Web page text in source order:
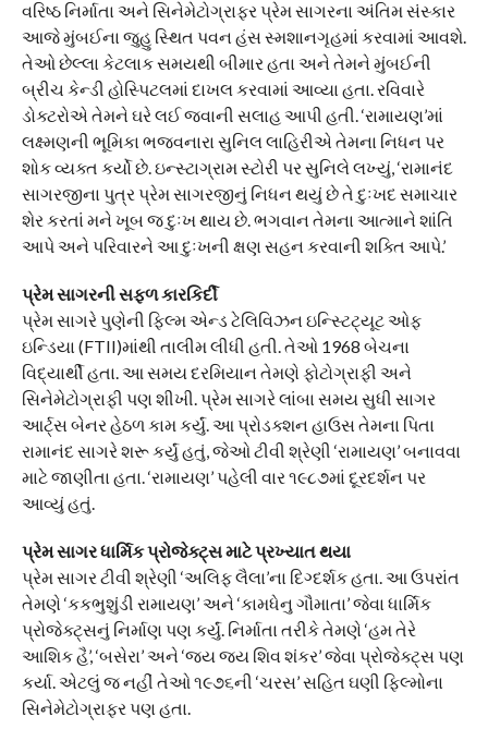
વરિષ્ઠ નિર્માતા અને સિનેમેટોગ્રાફર પ્રેમ સાગરના અંતિમ સંસ્કાર
આજે મુંબઈના જુહુ સ્થિત પવન હંસ સ્મશાનગૃહમાં કરવામાં આવશે.
તેઓ છેલ્લા કેટલાક સમયથી બીમાર હતા અને તેમને મુંબઈની
બ્રીચ કેન્ડી હોસ્પિટલમાં દાખલ કરવામાં આવ્યા હતા. રવિવારે
ડોક્ટરોએ તેમને ઘરે લઈ જવાની સલાહ આપી હતી. ‘રામાયણ’માં
લક્ષ્મણની ભૂમિકા ભજવનારા સુનિલ લાહિરીએ તેમના નિધન પર
શોક વ્યક્ત કર્યો છે. ઇન્સ્ટાગ્રામ સ્ટોરી પર સુનિલે લખ્યું, ‘રામાનંદ
સાગરજીના પુત્ર પ્રેમ સાગરજીનું નિધન થયું છે તે દુઃખદ સમાચાર
શેર કરતાં મને ખૂબ જ દુઃખ થાય છે. ભગવાન તેમના આત્માને શાંતિ
આપે અને પરિવારને આ દુઃખની ક્ષણ સહન કરવાની શક્તિ આપે.’
પ્રેમ સાગરની સફળ કારકિર્દી
પ્રેમ સાગરે પુણેની ફિલ્મ એન્ડ ટેલિવિઝન ઇન્સ્ટિટ્યૂટ ઓફ
ઇન્ડિયા (FTII)માંથી તાલીમ લીધી હતી. તેઓ 1968 બેચના
વિદ્યાર્થી હતા. આ સમય દરમિયાન તેમણે ફોટોગ્રાફી અને
સિનેમેટોગ્રાફી પણ શીખી. પ્રેમ સાગરે લાંબા સમય સુધી સાગર
આર્ટ્સ બેનર હેઠળ કામ કર્યું. આ પ્રોડક્શન હાઉસ તેમના પિતા
રામાનંદ સાગરે શરૂ કર્યું હતું, જેઓ ટીવી શ્રેણી ‘રામાયણ’ બનાવવા
માટે જાણીતા હતા. ‘રામાયણ’ પહેલી વાર ૧૯૮૭માં દૂરદર્શન પર
આવ્યું હતું.
પ્રેમ સાગર ધાર્મિક પ્રોજેક્ટ્સ માટે પ્રખ્યાત થયા
પ્રેમ સાગર ટીવી શ્રેણી ‘અલિફ લૈલા’ના દિગ્દર્શક હતા. આ ઉપરાંત
તેમણે ‘કકભુશુંડી રામાયણ’ અને ‘કામધેનુ ગૌમાતા’ જેવા ધાર્મિક
પ્રોજેક્ટ્સનું નિર્માણ પણ કર્યું. નિર્માતા તરીકે તેમણે ‘હમ તેરે
આશિક હૈ’, ‘બસેરા’ અને ‘જય જય શિવ શંકર’ જેવા પ્રોજેક્ટ્સ પણ
કર્યા. એટલું જ નહીં તેઓ ૧૯૭૬ની ‘ચરસ’ સહિત ઘણી ફિલ્મોના
સિનેમેટોગ્રાફર પણ હતા.